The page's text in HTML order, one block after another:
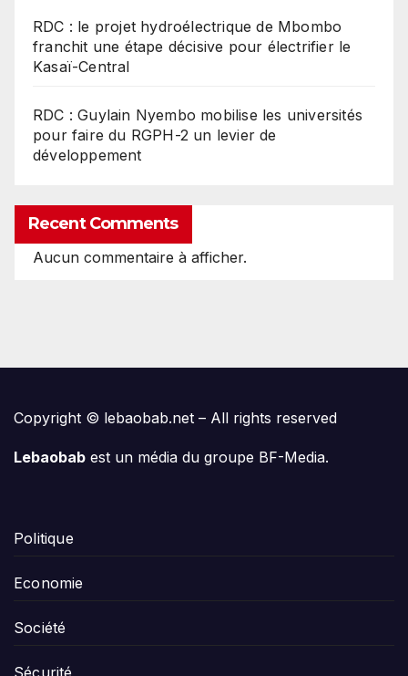
RDC : le projet hydroélectrique de Mbombo
franchit une étape décisive pour électrifier le
Kasaï-Central
RDC : Guylain Nyembo mobilise les universités
pour faire du RGPH-2 un levier de
développement
Recent Comments
Aucun commentaire à afficher.
Copyright © lebaobab.net – All rights reserved
Lebaobab est un média du groupe BF-Media.
Politique
Economie
Société
Sécurité